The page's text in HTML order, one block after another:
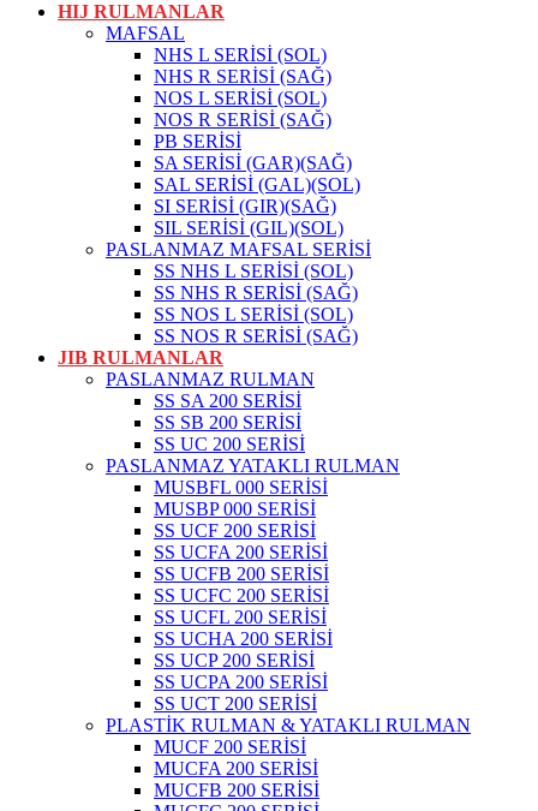
HIJ RULMANLAR
MAFSAL
NHS L SERİSİ (SOL)
NHS R SERİSİ (SAĞ)
NOS L SERİSİ (SOL)
NOS R SERİSİ (SAĞ)
PB SERİSİ
SA SERİSİ (GAR)(SAĞ)
SAL SERİSİ (GAL)(SOL)
SI SERİSİ (GIR)(SAĞ)
SIL SERİSİ (GIL)(SOL)
PASLANMAZ MAFSAL SERİSİ
SS NHS L SERİSİ (SOL)
SS NHS R SERİSİ (SAĞ)
SS NOS L SERİSİ (SOL)
SS NOS R SERİSİ (SAĞ)
JIB RULMANLAR
PASLANMAZ RULMAN
SS SA 200 SERİSİ
SS SB 200 SERİSİ
SS UC 200 SERİSİ
PASLANMAZ YATAKLI RULMAN
MUSBFL 000 SERİSİ
MUSBP 000 SERİSİ
SS UCF 200 SERİSİ
SS UCFA 200 SERİSİ
SS UCFB 200 SERİSİ
SS UCFC 200 SERİSİ
SS UCFL 200 SERİSİ
SS UCHA 200 SERİSİ
SS UCP 200 SERİSİ
SS UCPA 200 SERİSİ
SS UCT 200 SERİSİ
PLASTİK RULMAN & YATAKLI RULMAN
MUCF 200 SERİSİ
MUCFA 200 SERİSİ
MUCFB 200 SERİSİ